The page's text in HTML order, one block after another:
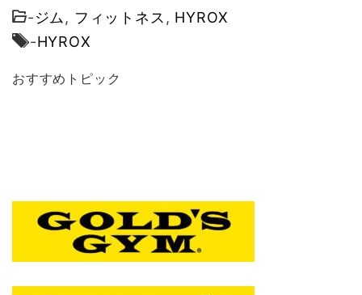
-ジム, フィットネス, HYROX
-HYROX
おすすめトピック